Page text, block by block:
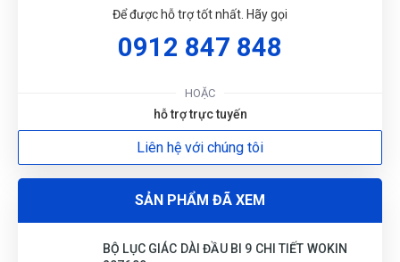
Để được hỗ trợ tốt nhất. Hãy gọi
0912 847 848
HOẶC
hỗ trợ trực tuyến
Liên hệ với chúng tôi
SẢN PHẨM ĐÃ XEM
BỘ LỤC GIÁC DÀI ĐẦU BI 9 CHI TIẾT WOKIN